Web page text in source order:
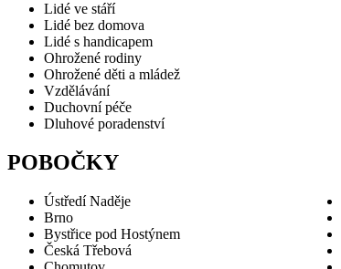
Lidé ve stáří
Lidé bez domova
Lidé s handicapem
Ohrožené rodiny
Ohrožené děti a mládež
Vzdělávání
Duchovní péče
Dluhové poradenství
POBOČKY
Ústředí Naděje
Brno
Bystřice pod Hostýnem
Česká Třebová